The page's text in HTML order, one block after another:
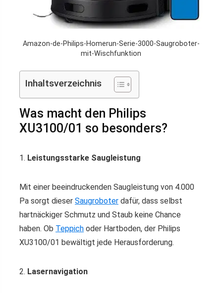
Amazon-de-Philips-Homerun-Serie-3000-Saugroboter-
mit-Wischfunktion
Inhaltsverzeichnis
Was macht den Philips
XU3100/01 so besonders?
1. Leistungsstarke Saugleistung
Mit einer beeindruckenden Saugleistung von 4.000
Pa sorgt dieser Saugroboter dafür, dass selbst
hartnäckiger Schmutz und Staub keine Chance
haben. Ob Teppich oder Hartboden, der Philips
XU3100/01 bewältigt jede Herausforderung.
2. Lasernavigation